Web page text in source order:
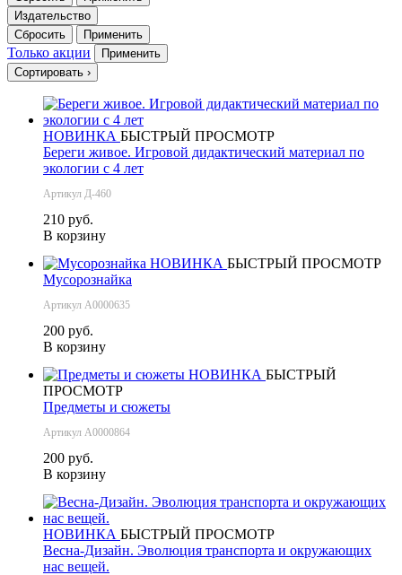
Издательство
Сбросить
Применить
Только акции
Применить
Сортировать ›
НОВИНКА БЫСТРЫЙ ПРОСМОТР
Береги живое. Игровой дидактический материал по
экологии с 4 лет
Артикул Д-460
210 руб.
В корзину
НОВИНКА БЫСТРЫЙ ПРОСМОТР
Мусорознайка
Артикул А0000635
200 руб.
В корзину
НОВИНКА БЫСТРЫЙ
ПРОСМОТР
Предметы и сюжеты
Артикул А0000864
200 руб.
В корзину
НОВИНКА БЫСТРЫЙ ПРОСМОТР
Весна-Дизайн. Эволюция транспорта и окружающих
нас вещей.